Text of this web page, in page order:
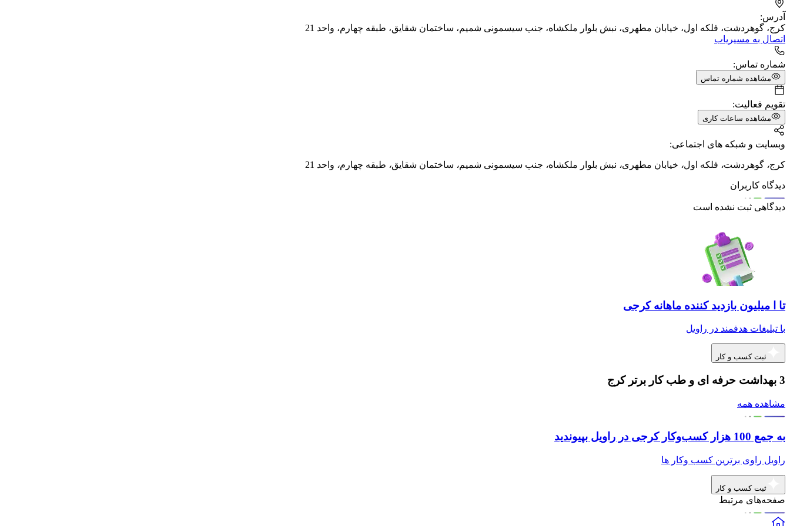
آدرس:
کرج، گوهردشت، فلکه اول، خیابان مطهری، نبش بلوار ملکشاه، جنب سیسمونی شمیم، ساختمان شقایق، طبقه چهارم، واحد 21
اتصال به مسیریاب
شماره تماس:
مشاهده شماره تماس
تقویم فعالیت:
مشاهده ساعات کاری
وبسایت و شبکه های اجتماعی:
کرج، گوهردشت، فلکه اول، خیابان مطهری، نبش بلوار ملکشاه، جنب سیسمونی شمیم، ساختمان شقایق، طبقه چهارم، واحد 21
دیدگاه کاربران
دیدگاهی ثبت نشده است
تا ا میلیون بازدید کننده ماهانه کرجی
با تبلیغات هدفمند در راویل
ثبت کسب و کار
3 بهداشت حرفه ای و طب کار برتر کرج
مشاهده همه
به جمع 100 هزار کسب‌وکار کرجی در راویل بپیوندید
راویل راوی برترین کسب وکار ها
ثبت کسب و کار
صفحه‌های مرتبط